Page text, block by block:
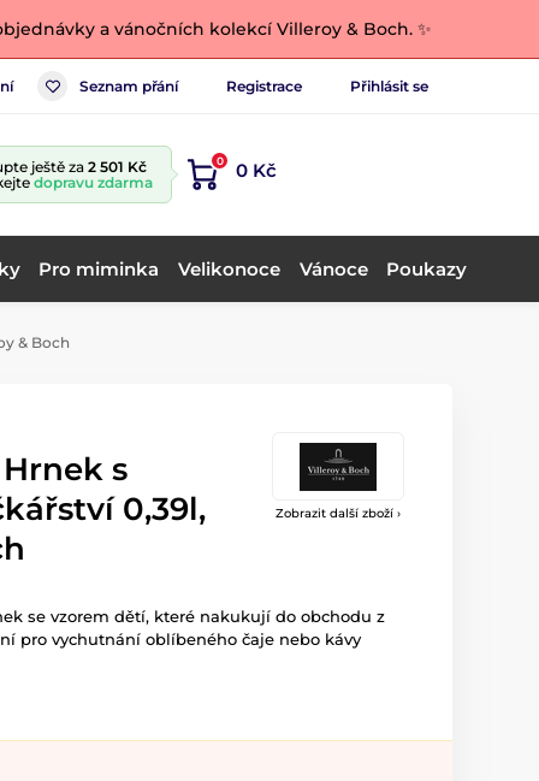
a vánočních kolekcí Villeroy & Boch. ✨
Seznam přání Registrace Přihlásit se
ještě za 2 501 Kč
dopravu zdarma
0 0 Kč
Pro miminka Velikonoce Vánoce Poukazy
& Boch
Zobrazit další zboží ›
s
0,39l,
se vzorem dětí, které nakukují do obchodu z
pro vychutnání oblíbeného čaje nebo kávy